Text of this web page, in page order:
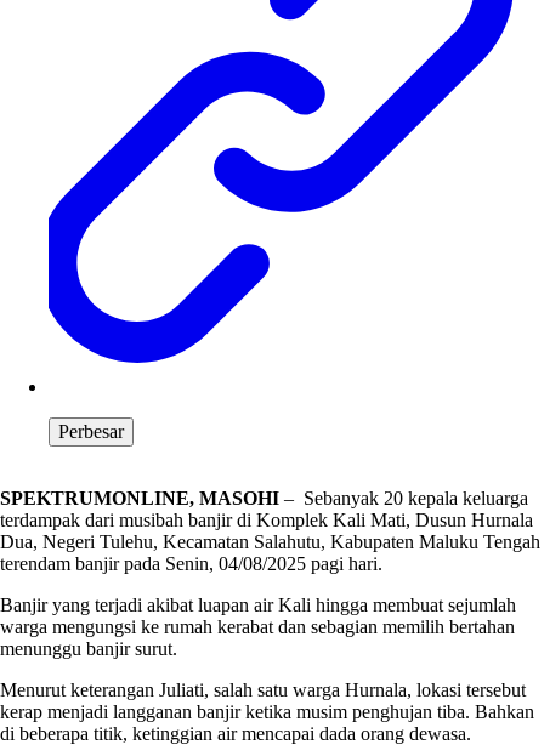
Perbesar
SPEKTRUMONLINE, MASOHI – Sebanyak 20 kepala keluarga
terdampak dari musibah banjir di Komplek Kali Mati, Dusun Hurnala
Dua, Negeri Tulehu, Kecamatan Salahutu, Kabupaten Maluku Tengah
terendam banjir pada Senin, 04/08/2025 pagi hari.
Banjir yang terjadi akibat luapan air Kali hingga membuat sejumlah
warga mengungsi ke rumah kerabat dan sebagian memilih bertahan
menunggu banjir surut.
Menurut keterangan Juliati, salah satu warga Hurnala, lokasi tersebut
kerap menjadi langganan banjir ketika musim penghujan tiba. Bahkan
di beberapa titik, ketinggian air mencapai dada orang dewasa.